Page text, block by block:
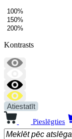
100%
150%
200%
Kontrasts
Atiestatīt
Pieslēgties